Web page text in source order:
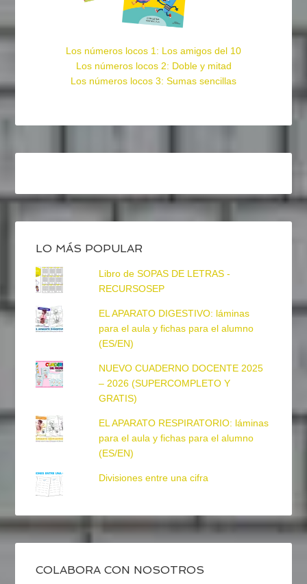
Los números locos 1: Los amigos del 10
Los números locos 2: Doble y mitad
Los números locos 3: Sumas sencillas
LO MÁS POPULAR
Libro de SOPAS DE LETRAS -
RECURSOSEP
EL APARATO DIGESTIVO: láminas
para el aula y fichas para el alumno
(ES/EN)
NUEVO CUADERNO DOCENTE 2025
– 2026 (SUPERCOMPLETO Y
GRATIS)
EL APARATO RESPIRATORIO: láminas
para el aula y fichas para el alumno
(ES/EN)
Divisiones entre una cifra
COLABORA CON NOSOTROS